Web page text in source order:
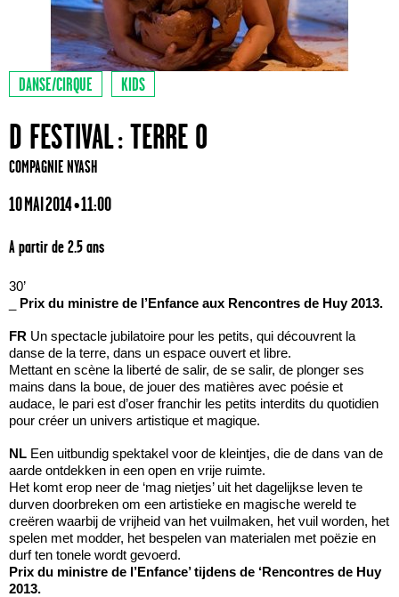
DANSE/CIRQUE KIDS
D FESTIVAL : TERRE O
COMPAGNIE NYASH
10 MAI 2014 • 11:00
A partir de 2.5 ans
30’
Prix du ministre de l’Enfance aux Rencontres de Huy 2013.
FR Un spectacle jubilatoire pour les petits, qui découvrent la
danse de la terre, dans un espace ouvert et libre.
Mettant en scène la liberté de salir, de se salir, de plonger ses
mains dans la boue, de jouer des matières avec poésie et
audace, le pari est d’oser franchir les petits interdits du quotidien
pour créer un univers artistique et magique.
NL Een uitbundig spektakel voor de kleintjes, die de dans van de
aarde ontdekken in een open en vrije ruimte.
Het komt erop neer de ‘mag nietjes’ uit het dagelijkse leven te
durven doorbreken om een artistieke en magische wereld te
creëren waarbij de vrijheid van het vuilmaken, het vuil worden, het
spelen met modder, het bespelen van materialen met poëzie en
durf ten tonele wordt gevoerd.
Prix du ministre de l’Enfance’ tijdens de ‘Rencontres de Huy
2013.